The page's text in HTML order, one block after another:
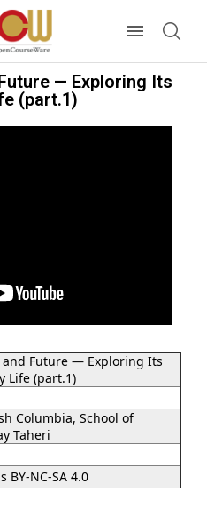
— Exploring Its
(part.1)
and Future — Exploring Its
Life (part.1)
Columbia, School of
Taheri
BY-NC-SA 4.0